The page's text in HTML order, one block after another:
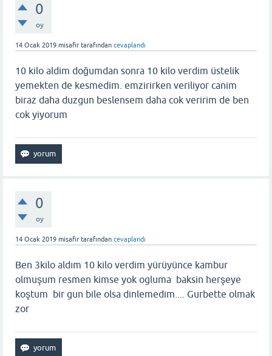
0
oy
14 Ocak 2019 misafir tarafından cevaplandı
10 kilo aldim doğumdan sonra 10 kilo verdim üstelik
yemekten de kesmedim. emzirirken veriliyor canim
biraz daha duzgun beslensem daha cok veririm de ben
cok yiyorum
0
oy
14 Ocak 2019 misafir tarafından cevaplandı
Ben 3kilo aldım 10 kilo verdim yürüyünce kambur
olmuşum resmen kimse yok ogluma baksin herşeye
koştum bir gun bile olsa dinlemedim.... Gurbette olmak
zor